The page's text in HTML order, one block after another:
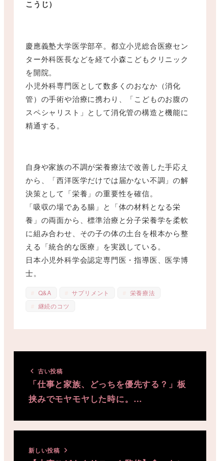
こうじ）
慶應義塾大学医学部卒。都立小児総合医療セン
ター外科医長などを経て小森こどもクリニック
を開院。
小児外科専門医として数多くのおなか（消化
管）の手術や治療に携わり、「こどものお腹の
スペシャリスト」として消化管の構造と機能に
精通する。
自身や家族の不調が栄養療法で改善した手応え
から、「西洋医学だけでは届かない不調」の解
決策として「栄養」の重要性を確信。
「吸収の場である腸」と「体の材料となる栄
養」の両面から、標準治療と分子栄養学を柔軟
に組み合わせ、その子の体の土台を根本から整
える「統合的な医療」を実践している。
日本小児外科学会認定専門医・指導医、医学博
士。
Q&A サプリメント
栄養療法
継続のコツ
古い投稿
「仕事と家族、どっちを優先する？」板
挟みでモヤモヤした時に。…
新しい投稿